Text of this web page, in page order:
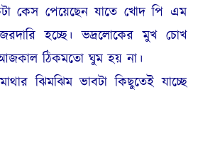
কেস পেয়েছেন যাতে খোদ পি এম
হচ্ছে। ভদ্রলোকের মুখ চোখ
আজকাল ঠিকমতো ঘুম হয় না।
ঝিমঝিম ভাবটা কিছুতেই যাচ্ছে